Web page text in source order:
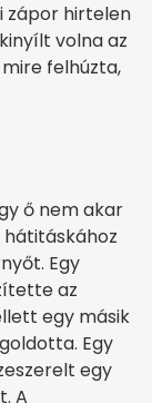
zápor hirtelen
volna az
felhúzta,
ő nem akar
Egy
az
egy másik
Egy
egy
A